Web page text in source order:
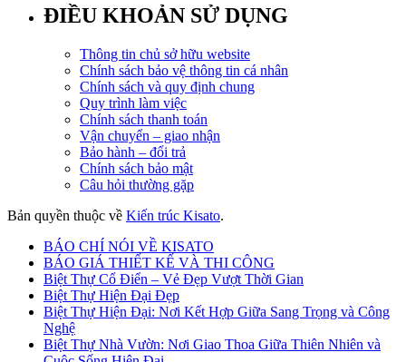
ĐIỀU KHOẢN SỬ DỤNG
Thông tin chủ sở hữu website
Chính sách bảo vệ thông tin cá nhân
Chính sách và quy định chung
Quy trình làm việc
Chính sách thanh toán
Vận chuyển – giao nhận
Bảo hành – đổi trả
Chính sách bảo mật
Câu hỏi thường gặp
Bản quyền thuộc về Kiến trúc Kisato.
BÁO CHÍ NÓI VỀ KISATO
BÁO GIÁ THIẾT KẾ VÀ THI CÔNG
Biệt Thự Cổ Điển – Vẻ Đẹp Vượt Thời Gian
Biệt Thự Hiện Đại Đẹp
Biệt Thự Hiện Đại: Nơi Kết Hợp Giữa Sang Trọng và Công
Nghệ
Biệt Thự Nhà Vườn: Nơi Giao Thoa Giữa Thiên Nhiên và